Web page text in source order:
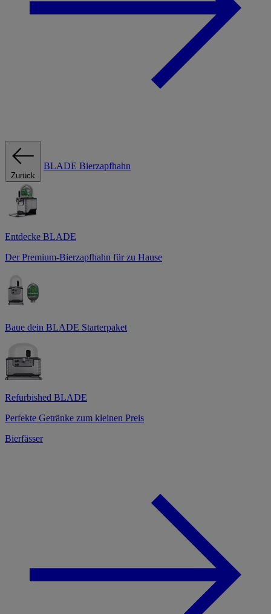
Zurück
BLADE Bierzapfhahn
Entdecke BLADE
Der Premium-Bierzapfhahn für zu Hause
Baue dein BLADE Starterpaket
Refurbished BLADE
Perfekte Getränke zum kleinen Preis
Bierfässer